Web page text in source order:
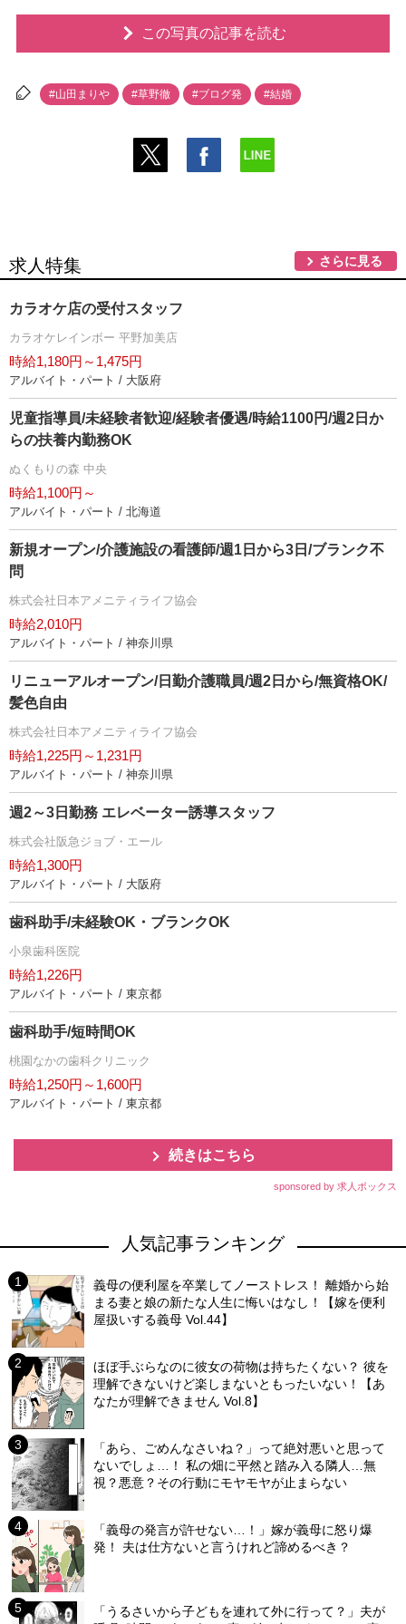
この写真の記事を読む
#山田まり #草野徹 #ブログ発 #結婚
求人特集 さらに見る
カラオケ店の受付スタッフ
カラオケレインボー 平野加美店
時給1,180円～1,475円
アルバイト・パート / 大阪府
児童指導員/未経験者歓迎/経験者優遇/時給1100円/週2日か
らの扶養内勤務OK
ぬくもりの森 中央
時給1,100円～
アルバイト・パート / 北海道
新規オープン/介護施設の看護師/週1日から3日/ブランク不
問
株式会社日本アメニティライフ協会
時給2,010円
アルバイト・パート / 神奈川県
リニューアルオープン/日勤介護職員/週2日から/無資格OK/
髪色自由
株式会社日本アメニティライフ協会
時給1,225円～1,231円
アルバイト・パート / 神奈川県
週2～3日勤務 エレベーター誘導スタッフ
株式会社阪急ジョブ・エール
時給1,300円
アルバイト・パート / 大阪府
歯科助手/未経験OK・ブランクOK
小泉歯科医院
時給1,226円
アルバイト・パート / 東京都
歯科助手/短時間OK
桃園なかの歯科クリニック
時給1,250円～1,600円
アルバイト・パート / 東京都
続きはこちら
sponsored by 求人ボックス
人気記事ランキング
義母の便利屋を卒業してノーストレス！ 離婚から始
まる妻と娘の新たな人生に悔いはなし！【嫁を便利
屋扱いする義母 Vol.44】
ほぼ手ぶらなのに彼女の荷物は持ちたくない？ 彼を
理解できないけど楽しまないともったいない！【あ
なたが理解できません Vol.8】
「あら、ごめんなさいね？」って絶対悪いと思って
ないでしょ…！ 私の畑に平然と踏み入る隣人…無
視？悪意？その行動にモヤモヤが止まらない
「義母の発言が許せない…！」嫁が義母に怒り爆
発！ 夫は仕方ないと言うけれど諦めるべき？
「うるさいから子どもを連れて外に行って？」夫が